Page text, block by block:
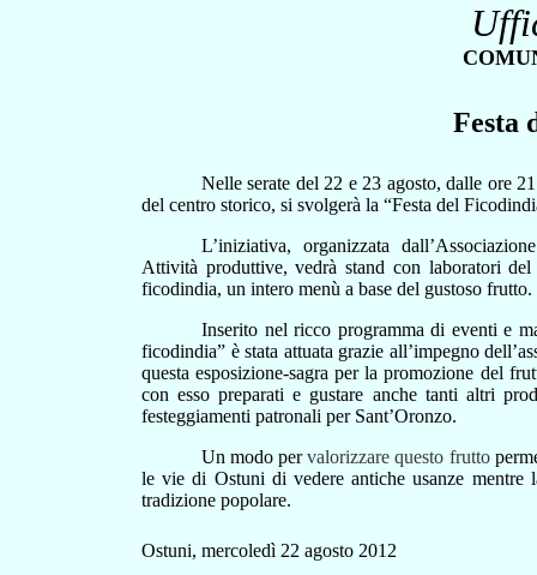
Festa
Nelle serate del 22 e 23 agosto, dalle ore
del centro storico, si svolgerà la “Festa del
L’iniziativa, organizzata
Attività produttive, vedrà stand con laboratori
ficodindia, un intero menù a base del gustoso frutto.
Inserito nel ricco programma di eventi e
ficodindia” è stata attuata grazie all’impegno
questa esposizione-sagra per la promozione del
con esso preparati e gustare anche tanti altri
festeggiamenti patronali per Sant’Oronzo.
Un modo pervalorizzare questo frutto
le vie di Ostuni di vedere antiche usanze mentre
tradizione popolare.
Ostuni, mercoledì 22 agosto 2012